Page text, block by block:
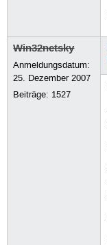
Win32netsky
Anmeldungsdatum:
25. Dezember 2007
Beiträge: 1527